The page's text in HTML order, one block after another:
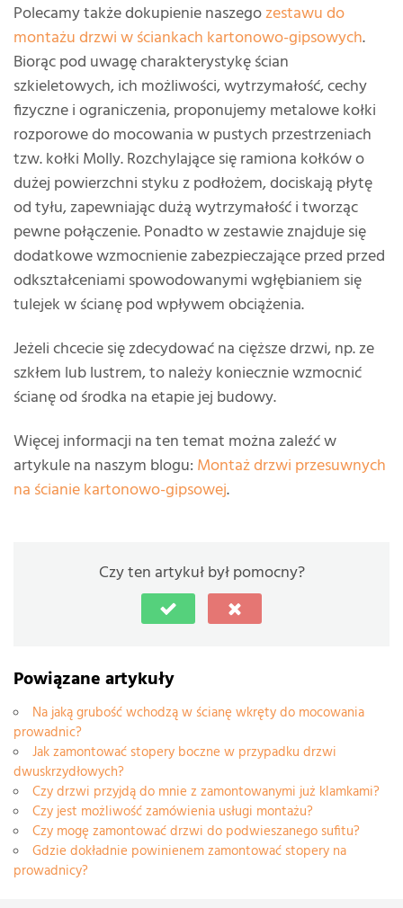
Polecamy także dokupienie naszegozestawu do
montażu drzwi w ściankach kartonowo-gipsowych.
Biorąc pod uwagę charakterystykę ścian
szkieletowych, ich możliwości, wytrzymałość, cechy
fizyczne i ograniczenia, proponujemy metalowe kołki
rozporowe do mocowania w pustych przestrzeniach
tzw. kołki Molly. Rozchylające się ramiona kołków o
dużej powierzchni styku z podłożem, dociskają płytę
od tyłu, zapewniając dużą wytrzymałość i tworząc
pewne połączenie. Ponadto w zestawie znajduje się
dodatkowe wzmocnienie zabezpieczające przed przed
odkształceniami spowodowanymi wgłębianiem się
tulejek w ścianę pod wpływem obciążenia.
Jeżeli chcecie się zdecydować na cięższe drzwi, np. ze
szkłem lub lustrem, to należy koniecznie wzmocnić
ścianę od środka na etapie jej budowy.
Więcej informacji na ten temat można zaleźć w
artykule na naszym blogu: Montaż drzwi przesuwnych
na ścianie kartonowo-gipsowej.
Czy ten artykuł był pomocny?
Powiązane artykuły
Na jaką grubość wchodzą w ścianę wkręty do mocowania
prowadnic?
Jak zamontować stopery boczne w przypadku drzwi
dwuskrzydłowych?
Czy drzwi przyjdą do mnie z zamontowanymi już klamkami?
Czy jest możliwość zamówienia usługi montażu?
Czy mogę zamontować drzwi do podwieszanego sufitu?
Gdzie dokładnie powinienem zamontować stopery na
prowadnicy?